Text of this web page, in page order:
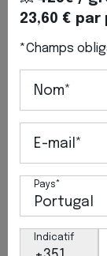
Location
commodités,
LIVRE
23,60 € par
*Champs
Nom*
E-mail*
Pays*
Indicatif